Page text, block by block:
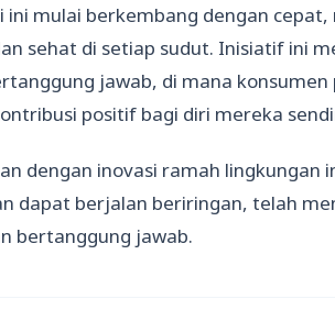
ini mulai berkembang dengan
sehat di setiap sudut. Inisiatif ini
jawab, di mana
positif bagi diri mereka
dengan inovasi ramah lingkungan
dapat berjalan beriringan, telah
bertanggung jawab.